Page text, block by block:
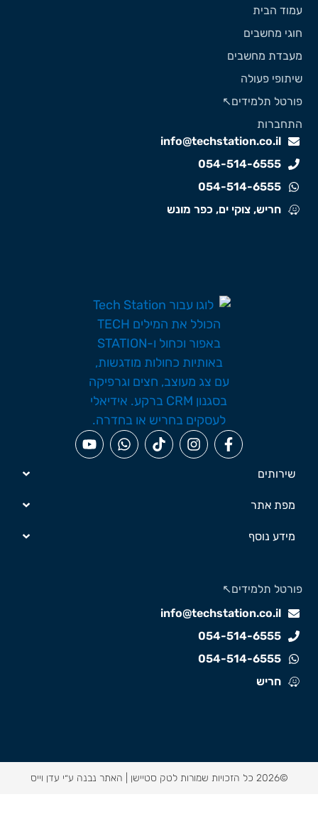
info@techstation.co.il
054-514-6555
054-514-6555
חריש, צוקי ים, כפר מונש
הבית
מחשבים
מחשבים
פעולה
תלמידים↖️
שירותים
מפת אתר
מידע נוסף
info@techstation.co.il
054-514-6555
054-514-6555
חריש
תלמידים↖️
האתר נבנה ע״י עדן וייס